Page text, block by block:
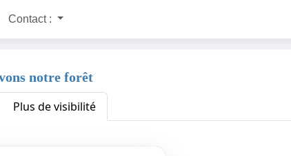
Contact :
notre forêt
Plus de visibilité